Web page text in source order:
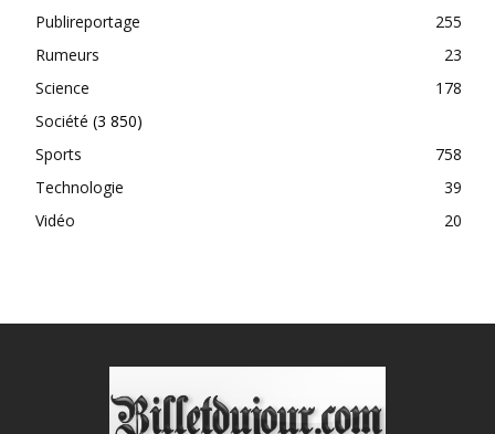
Publireportage
255
Rumeurs
23
Science
178
Société (3 850)
Sports
758
Technologie
39
Vidéo
20